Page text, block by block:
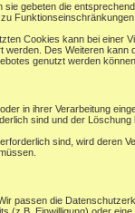
gebeten die
Cookies kann bei einer
werden. Des Weiteren kann
genutzt werden können.
in ihrer Verarbeitung
sind und der
sind, wird deren
passen die